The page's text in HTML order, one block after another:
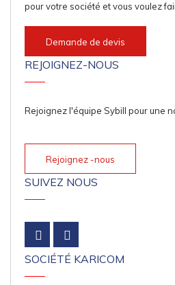
pour votre société et vous voulez
Demande de devis
REJOIGNEZ-NOUS
Rejoignez l'équipe Sybill pour une
Rejoignez -nous
SUIVEZ NOUS
SOCIÉTÉ KARICOM